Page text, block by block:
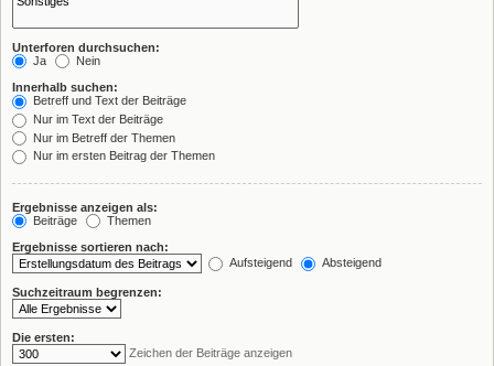
Unterforen durchsuchen:
Ja
Nein
Innerhalb suchen:
Betreff und Text der Beiträge
Nur im Text der Beiträge
Nur im Betreff der Themen
Nur im ersten Beitrag der Themen
Ergebnisse anzeigen als:
Beiträge
Themen
Ergebnisse sortieren nach:
Aufsteigend
Absteigend
Suchzeitraum begrenzen:
Die ersten:
Zeichen der Beiträge anzeigen